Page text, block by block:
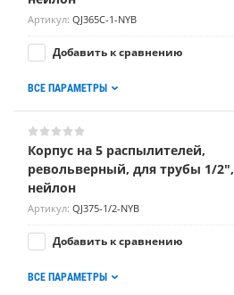
Артикул: QJ365C-1-NYB
Добавить к сравнению
ВСЕ ПАРАМЕТРЫ
Корпус на 5 распылителей,
револьверный, для трубы 1/2",
нейлон
Артикул: QJ375-1/2-NYB
Добавить к сравнению
ВСЕ ПАРАМЕТРЫ